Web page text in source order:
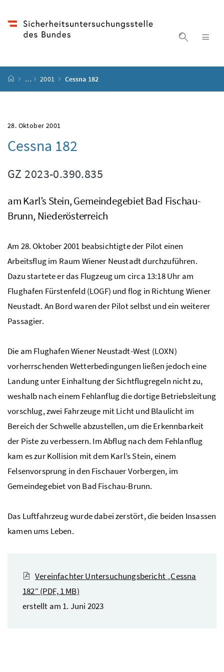
Suche
Startseite
… 2001 Cessna 182
28. Oktober 2001
Cessna 182
GZ 2023-0.390.835
am Karl’s Stein, Gemeindegebiet Bad Fischau-
Brunn, Niederösterreich
Am 28. Oktober 2001 beabsichtigte der Pilot einen
Arbeitsflug im Raum Wiener Neustadt durchzuführen.
Dazu startete er das Flugzeug um circa 13:18 Uhr am
Flughafen Fürstenfeld (LOGF) und flog in Richtung Wiener
Neustadt. An Bord waren der Pilot selbst und ein weiterer
Passagier.
Die am Flughafen Wiener Neustadt-West (LOXN)
vorherrschenden Wetterbedingungen ließen jedoch eine
Landung unter Einhaltung der Sichtflugregeln nicht zu,
weshalb nach einem Fehlanflug die dortige Betriebsleitung
vorschlug, zwei Fahrzeuge mit Licht und Blaulicht im
Bereich der Schwelle abzustellen, um die Erkennbarkeit
der Piste zu verbessern. Im Abflug nach dem Fehlanflug
kam es zur Kollision mit dem Karl’s Stein, einem
Felsenvorsprung in den Fischauer Vorbergen, im
Gemeindegebiet von Bad Fischau-Brunn.
Das Luftfahrzeug wurde dabei zerstört, die beiden Insassen
kamen ums Leben.
Vereinfachter Untersuchungsbericht „Cessna
182“ (PDF, 1 MB)
erstellt am 1. Juni 2023